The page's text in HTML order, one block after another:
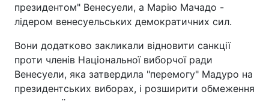
президентом" Венесуели, а Марію Мачадо -
лідером венесуельських демократичних сил.
Вони додатково закликали відновити санкції
проти членів Національної виборчої ради
Венесуели, яка затвердила "перемогу" Мадуро на
президентських виборах, і розширити обмеження